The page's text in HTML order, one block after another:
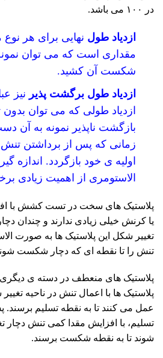
در ۱۰۰ می ‌باشد.
ازدیاد طول نهایی برای هر نوع
مقداری است که می توان
شکست آن کشید.
ازدیاد طول برگشت پذیر نیز
ازدیاد طولی که می توان
بازگشت ناپذیر نمونه به آن
زمانی که پس از برداشتن
اولیه ی خود بازگردد. اندازه
الاستومری از اهمیت زیادی
پلاستیک های سخت در تست کشش با
یا کرنش خیلی زیادی ندارند و چندان
تغییر شکل این پلاستیک ها به صورت
تنش را تا نقطه ای که دچار شکست
پلاستیک های منعطف در دسته ی دیگری
پلاستیک ها با اعمال تنش در ناحیه
عمل می کنند تا به نقطه تسلیم
تسلیم، با افزایش مقدا کمی تنش دچار
شوند تا به نقطه شکست برسند.